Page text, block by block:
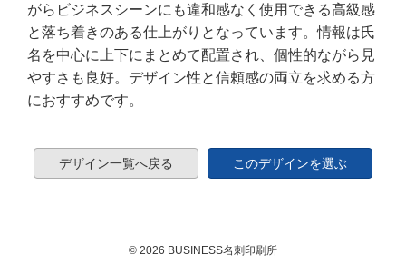
がらビジネスシーンにも違和感なく使用できる高級感
と落ち着きのある仕上がりとなっています。情報は氏
名を中心に上下にまとめて配置され、個性的ながら見
やすさも良好。デザイン性と信頼感の両立を求める方
におすすめです。
デザイン一覧へ戻る このデザインを選ぶ
© 2026 BUSINESS名刺印刷所